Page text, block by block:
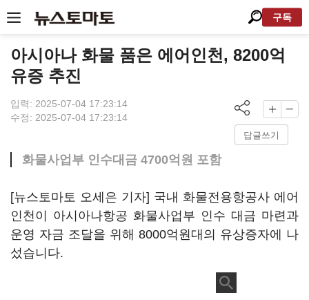
구독
아시아나 화물 품은 에어인천, 8200억
유증 추진
입력: 2025-07-04 17:23:14
수정: 2025-07-04 17:23:14
답글쓰기
화물사업부 인수대금 4700억원 포함
[뉴스토마토 오세은 기자] 국내 화물전용항공사 에어
인천이 아시아나항공 화물사업부 인수 대금 마련과
운영 자금 조달을 위해 8000억원대의 유상증자에 나
섰습니다.